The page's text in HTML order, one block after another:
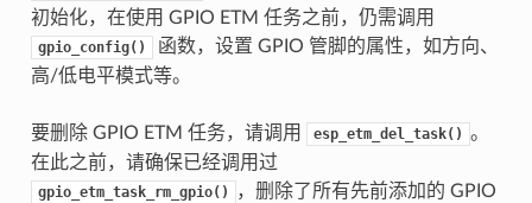
初始化，在使用 GPIO ETM 任务之前，仍需调用
gpio_config()
函数，设置 GPIO 管脚的属性，如方向、
高/低电平模式等。
要删除 GPIO ETM 任务，请调用 esp_etm_del_task() 。
在此之前，请确保已经调用过
gpio_etm_task_rm_gpio()
，删除了所有先前添加的 GPIO